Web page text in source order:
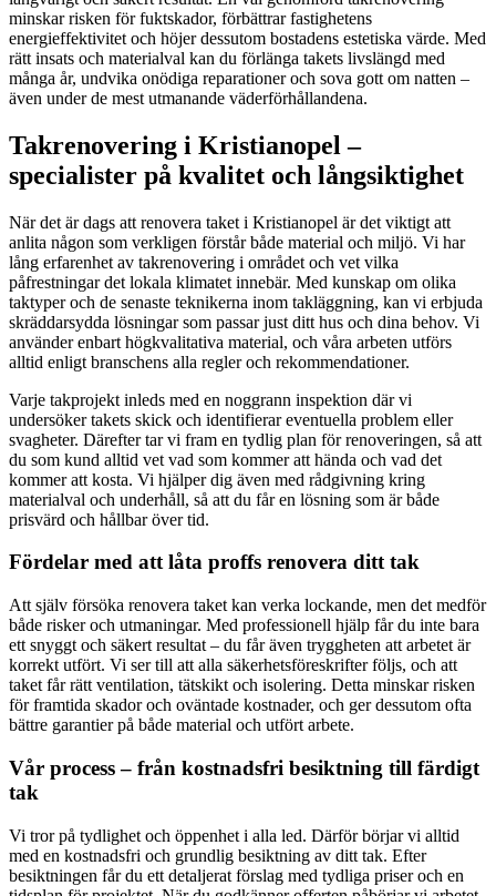
minskar risken för fuktskador, förbättrar fastighetens
energieffektivitet och höjer dessutom bostadens estetiska värde. Med
rätt insats och materialval kan du förlänga takets livslängd med
många år, undvika onödiga reparationer och sova gott om natten –
även under de mest utmanande väderförhållandena.
Takrenovering i Kristianopel –
specialister på kvalitet och långsiktighet
När det är dags att renovera taket i Kristianopel är det viktigt att
anlita någon som verkligen förstår både material och miljö. Vi har
lång erfarenhet av takrenovering i området och vet vilka
påfrestningar det lokala klimatet innebär. Med kunskap om olika
taktyper och de senaste teknikerna inom takläggning, kan vi erbjuda
skräddarsydda lösningar som passar just ditt hus och dina behov. Vi
använder enbart högkvalitativa material, och våra arbeten utförs
alltid enligt branschens alla regler och rekommendationer.
Varje takprojekt inleds med en noggrann inspektion där vi
undersöker takets skick och identifierar eventuella problem eller
svagheter. Därefter tar vi fram en tydlig plan för renoveringen, så att
du som kund alltid vet vad som kommer att hända och vad det
kommer att kosta. Vi hjälper dig även med rådgivning kring
materialval och underhåll, så att du får en lösning som är både
prisvärd och hållbar över tid.
Fördelar med att låta proffs renovera ditt tak
Att själv försöka renovera taket kan verka lockande, men det medför
både risker och utmaningar. Med professionell hjälp får du inte bara
ett snyggt och säkert resultat – du får även tryggheten att arbetet är
korrekt utfört. Vi ser till att alla säkerhetsföreskrifter följs, och att
taket får rätt ventilation, tätskikt och isolering. Detta minskar risken
för framtida skador och oväntade kostnader, och ger dessutom ofta
bättre garantier på både material och utfört arbete.
Vår process – från kostnadsfri besiktning till färdigt
tak
Vi tror på tydlighet och öppenhet i alla led. Därför börjar vi alltid
med en kostnadsfri och grundlig besiktning av ditt tak. Efter
besiktningen får du ett detaljerat förslag med tydliga priser och en